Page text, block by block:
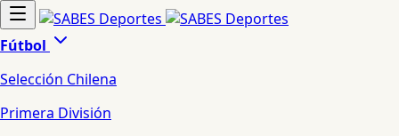
Fútbol
Selección Chilena
Primera División